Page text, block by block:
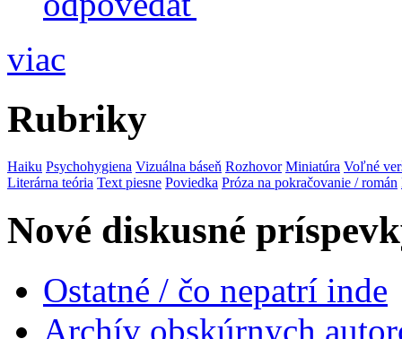
viac
Rubriky
Haiku Psychohygiena Vizuálna báseň Rozhovor Miniatúra Voľné
Literárna teória Text piesne Poviedka Próza na pokračovanie / román
Nové diskusné
Ostatné / čo nepatrí inde
Archív obskúrnych